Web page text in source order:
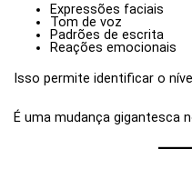
Expressões faciais
Tom de voz
Padrões de escrita
Reações emocionais
Isso permite identificar o
É uma mudança gigantesca